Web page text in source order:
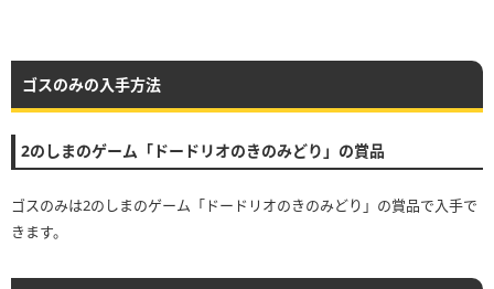
ゴスのみの入手方法
2のしまのゲーム「ドードリオのきのみどり」の賞品
ゴスのみは2のしまのゲーム「ドードリオのきのみどり」の賞品で入手で
きます。